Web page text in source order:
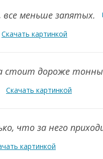
все меньше запятых.
Скачать картинкой
стоит дороже
Скачать картинкой
что за него
картинкой